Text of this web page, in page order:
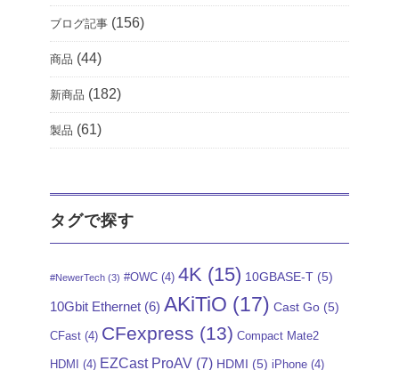
ブログ記事 (156)
商品 (44)
新商品 (182)
製品 (61)
タグで探す
#NewerTech (3) #OWC (4) 4K (15) 10GBASE-T (5)
10Gbit Ethernet (6) AKiTiO (17) Cast Go (5)
CFast (4) CFexpress (13) Compact Mate2
HDMI (4) EZCast ProAV (7) HDMI (5) iPhone (4)